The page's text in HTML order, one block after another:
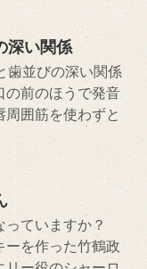
深い関係
歯並びの深い関係
の前のほうで発音
囲筋を使わずと
っていますか？
ーを作った竹鶴政